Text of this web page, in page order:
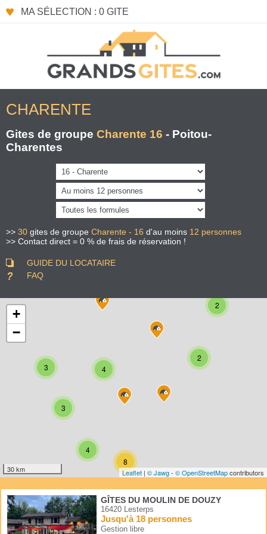
MA SÉLECTION : 0 GITE
CHARENTE
Gites de groupe Charente 16 - Poitou-
Charentes
>> 30 gites de groupe Charente - 16 d'au moins 12 personnes
>> Contact direct = 0 % de frais de réservation !
GUIDE DU LOCATAIRE
FAQ
3
3
4
4
8
2
2
+
−
30 km Leaflet | © Jawg- © OpenStreetMapcontributors
GÎTES DU MOULIN DE DOUZY
16420 Lesterps
Jusqu'à 18 personnes
Gestion libre
Panneau de gestion des cookies